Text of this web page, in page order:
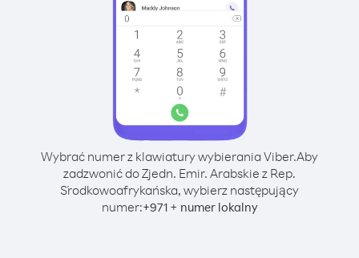
Wybrać numer z klawiatury wybierania Viber.Aby
zadzwonić do Zjedn. Emir. Arabskie z Rep.
Środkowoafrykańska, wybierz następujący
numer:+971+ numer lokalny